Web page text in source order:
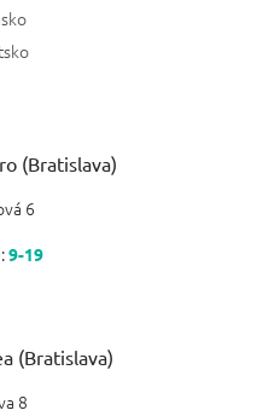
(Bratislava)
6
9-19
(Bratislava)
8